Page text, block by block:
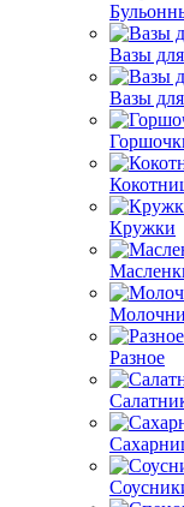
Вазы
Вазы
Кружки
Разное